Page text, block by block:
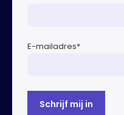
E-mailadres*